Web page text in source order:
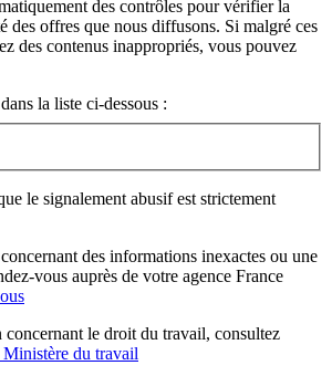
des contrôles pour vérifier la
des offres que nous diffusons. Si malgré ces
des contenus inappropriés, vous pouvez
la liste ci-dessous :
le signalement abusif est strictement
des informations inexactes ou une
vous auprès de votre agence France
le droit du travail, consultez
du travail